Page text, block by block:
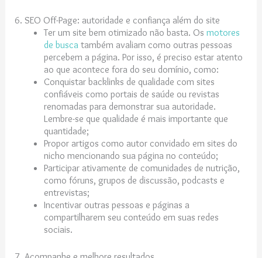
6. SEO Off-Page: autoridade e confiança além do site
Ter um site bem otimizado não basta. Os motores
de buscatambém avaliam como outras pessoas
percebem a página. Por isso, é preciso estar atento
ao que acontece fora do seu domínio, como:
Conquistar backlinks de qualidade com sites
confiáveis como portais de saúde ou revistas
renomadas para demonstrar sua autoridade.
Lembre-se que qualidade é mais importante que
quantidade;
Propor artigos como autor convidado em sites do
nicho mencionando sua página no conteúdo;
Participar ativamente de comunidades de nutrição,
como fóruns, grupos de discussão, podcasts e
entrevistas;
Incentivar outras pessoas e páginas a
compartilharem seu conteúdo em suas redes
sociais.